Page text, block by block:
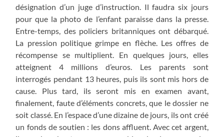
désignation d’un juge d’instruction. Il faudra six jours
pour que la photo de l’enfant paraisse dans la presse.
Entre-temps, des policiers britanniques ont débarqué.
La pression politique grimpe en flèche. Les offres de
récompense se multiplient. En quelques jours, elles
atteignent 4 millions d’euros. Les parents sont
interrogés pendant 13 heures, puis ils sont mis hors de
cause. Plus tard, ils seront mis en examen avant,
finalement, faute d’éléments concrets, que le dossier ne
soit classé. En l’espace d’une dizaine de jours, ils ont créé
un fonds de soutien : les dons affluent. Avec cet argent,